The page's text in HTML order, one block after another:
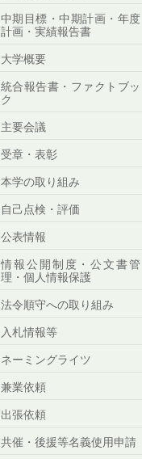
中期目標・中期計画・年度
計画・実績報告書
大学概要
統合報告書・ファクトブッ
ク
主要会議
受章・表彰
本学の取り組み
自己点検・評価
公表情報
情報公開制度・公文書管
理・個人情報保護
法令順守への取り組み
入札情報等
ネーミングライツ
兼業依頼
出張依頼
共催・後援等名義使用申請